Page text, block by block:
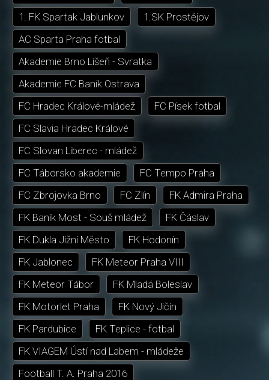
1. FK Spartak Jablunkov
1.SK Prostějov
AC Sparta Praha fotbal
Akademie Brno Líšeň - Svratka
Akademie FC Baník Ostrava
FC Hradec Králové-mládež
FC Písek fotbal
FC Slavia Hradec Králové
FC Slovan Liberec - mládež
FC Táborsko akademie
FC Tempo Praha
FC Zbrojovka Brno
FC Zlín
FK Admira Praha
FK Baník Most - Souš mládež
FK Čáslav
FK Dukla Jižní Město
FK Hodonín
FK Jablonec
FK Meteor Praha VIII
FK Meteor Tábor
FK Mladá Boleslav
FK Motorlet Praha
FK Nový Jičín
FK Pardubice
FK Teplice - fotbal
FK VIAGEM Ústí nad Labem - mládeže
Football T. A. Praha 2016